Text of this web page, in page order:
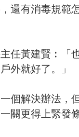
還有消毒規範
任黃建賢︰「
外就好了。」
個解決辦法，
關更得上緊發條